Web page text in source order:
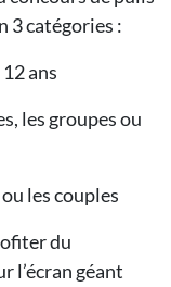
3 catégories :
ans
les groupes ou
les couples
du
l’écran géant